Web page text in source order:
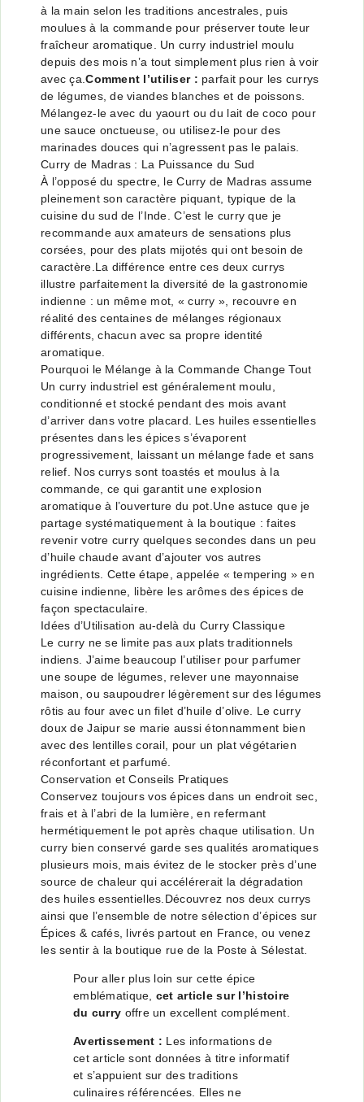
à la main selon les traditions ancestrales, puis
moulues à la commande pour préserver toute leur
fraîcheur aromatique. Un curry industriel moulu
depuis des mois n’a tout simplement plus rien à voir
avec ça.Comment l’utiliser : parfait pour les currys
de légumes, de viandes blanches et de poissons.
Mélangez-le avec du yaourt ou du lait de coco pour
une sauce onctueuse, ou utilisez-le pour des
marinades douces qui n’agressent pas le palais.
Curry de Madras : La Puissance du Sud
À l’opposé du spectre, le Curry de Madras assume
pleinement son caractère piquant, typique de la
cuisine du sud de l’Inde. C’est le curry que je
recommande aux amateurs de sensations plus
corsées, pour des plats mijotés qui ont besoin de
caractère.La différence entre ces deux currys
illustre parfaitement la diversité de la gastronomie
indienne : un même mot, « curry », recouvre en
réalité des centaines de mélanges régionaux
différents, chacun avec sa propre identité
aromatique.
Pourquoi le Mélange à la Commande Change Tout
Un curry industriel est généralement moulu,
conditionné et stocké pendant des mois avant
d’arriver dans votre placard. Les huiles essentielles
présentes dans les épices s’évaporent
progressivement, laissant un mélange fade et sans
relief. Nos currys sont toastés et moulus à la
commande, ce qui garantit une explosion
aromatique à l’ouverture du pot.Une astuce que je
partage systématiquement à la boutique : faites
revenir votre curry quelques secondes dans un peu
d’huile chaude avant d’ajouter vos autres
ingrédients. Cette étape, appelée « tempering » en
cuisine indienne, libère les arômes des épices de
façon spectaculaire.
Idées d’Utilisation au-delà du Curry Classique
Le curry ne se limite pas aux plats traditionnels
indiens. J’aime beaucoup l’utiliser pour parfumer
une soupe de légumes, relever une mayonnaise
maison, ou saupoudrer légèrement sur des légumes
rôtis au four avec un filet d’huile d’olive. Le curry
doux de Jaipur se marie aussi étonnamment bien
avec des lentilles corail, pour un plat végétarien
réconfortant et parfumé.
Conservation et Conseils Pratiques
Conservez toujours vos épices dans un endroit sec,
frais et à l’abri de la lumière, en refermant
hermétiquement le pot après chaque utilisation. Un
curry bien conservé garde ses qualités aromatiques
plusieurs mois, mais évitez de le stocker près d’une
source de chaleur qui accélérerait la dégradation
des huiles essentielles.Découvrez nos deux currys
ainsi que l’ensemble de notre sélection d’épices sur
Épices & cafés, livrés partout en France, ou venez
les sentirà la boutique rue de la Poste à Sélestat
Pour aller plus loin sur cette épice
emblématique, cet article sur l’histoire
du curry offre un excellent complément.
Avertissement : Les informations de
cet article sont données à titre informatif
et s’appuient sur des traditions
culinaires référencées. Elles ne